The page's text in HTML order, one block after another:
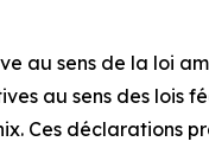
au sens de la loi
au sens des lois
Ces déclarations